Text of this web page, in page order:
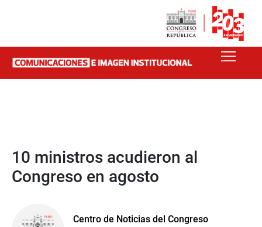
10 ministros acudieron al
Congreso en agosto
Centro de Noticias del Congreso